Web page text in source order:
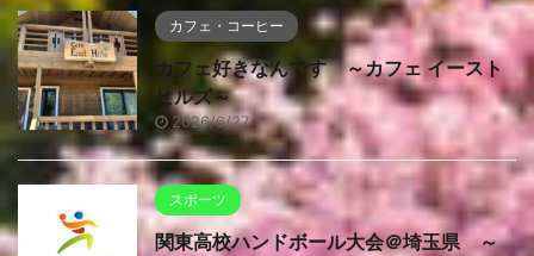
カフェ・コーヒー
カフェ好きなんです ～カフェ イースト
ヒルズ～
2026/6/27
スポーツ
関東高校ハンドボール大会＠埼玉県 ～